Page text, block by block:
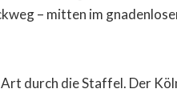
– mitten im
durch die Staffel. Der